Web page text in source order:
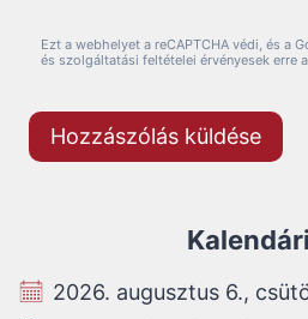
Ezt a webhelyet a reCAPTCHA védi, és a
és szolgáltatási feltételei érvényesek erre
2026. augusztus 6.,